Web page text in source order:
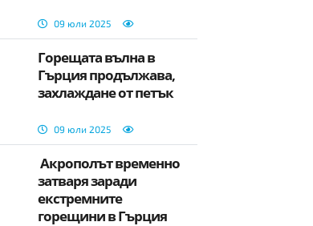
09 юли 2025
Горещата вълна в
Гърция продължава,
захлаждане от петък
09 юли 2025
​ Акрополът временно
затваря заради
екстремните
горещини в Гърция